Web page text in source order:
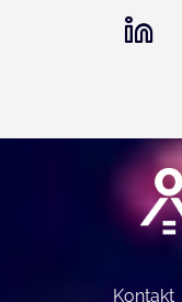
Kontakt